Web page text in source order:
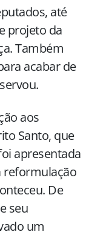
até
projeto da
Também
acabar de
aos
Santo, que
apresentada
reformulação
De
seu
um